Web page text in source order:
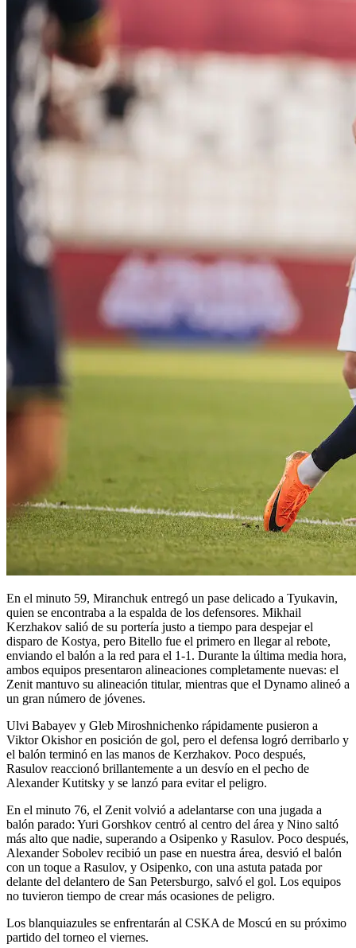
En el minuto 59, Miranchuk entregó un pase delicado a Tyukavin,
quien se encontraba a la espalda de los defensores. Mikhail
Kerzhakov salió de su portería justo a tiempo para despejar el
disparo de Kostya, pero Bitello fue el primero en llegar al rebote,
enviando el balón a la red para el 1-1. Durante la última media hora,
ambos equipos presentaron alineaciones completamente nuevas: el
Zenit mantuvo su alineación titular, mientras que el Dynamo alineó a
un gran número de jóvenes.
Ulvi Babayev y Gleb Miroshnichenko rápidamente pusieron a
Viktor Okishor en posición de gol, pero el defensa logró derribarlo y
el balón terminó en las manos de Kerzhakov. Poco después,
Rasulov reaccionó brillantemente a un desvío en el pecho de
Alexander Kutitsky y se lanzó para evitar el peligro.
En el minuto 76, el Zenit volvió a adelantarse con una jugada a
balón parado: Yuri Gorshkov centró al centro del área y Nino saltó
más alto que nadie, superando a Osipenko y Rasulov. Poco después,
Alexander Sobolev recibió un pase en nuestra área, desvió el balón
con un toque a Rasulov, y Osipenko, con una astuta patada por
delante del delantero de San Petersburgo, salvó el gol. Los equipos
no tuvieron tiempo de crear más ocasiones de peligro.
Los blanquiazules se enfrentarán al CSKA de Moscú en su próximo
partido del torneo el viernes.